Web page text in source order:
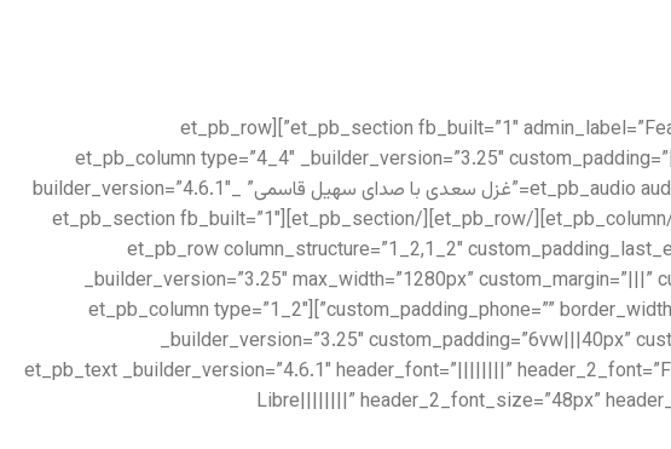
[/et_pb_text][/et_pb_column][/et_pb_row][/et_pb_section][et_pb_section fb_built=”1″ admin_label=”Features” _builder_version=”3.22″ locked=”off”][et_pb_row
_builder_version=”3.25″ max_width=”1280px” use_custom_width=”on” custom_width_px=”1280px”][et_pb_column type=”4_4″ _builder_version=”3.25″
custom_padding__hover=”|||”][et_pb_audio audio=”https://setiq.com/wp-content/uploads/2022/10/sadi-153.mp3″ title=”غزل سعدی با صدای سهیل قاسمی” _builder_version=”4.6.1″
_module_preset=”default” hover_enabled=”0″ title_text=”sadi-153″ sticky_enabled=”0″][/et_pb_audio][/et_pb_column][/et_pb_row][/et_pb_section][et_pb_section fb_built=”1″
admin_label=”About us” _builder_version=”3.22″][et_pb_row
_builder_version=”3.25″ max_width=”1280px”
custom_padding_phone=”” border_width_all=”8px” border_color_all=”rgba(115,39,39,0.06)” use_custom_width=”on” custom_width_px=”1280px”][et_pb_column type=”1_2″
_builder_version=”3.25″ custom_padding=”6vw|||40px”
padding_tablet=”|20px||20px” padding_last_edited=”on|tablet” custom_padding__hover=”|||”][et_pb_text _builder_version=”4.6.1″ header_font=”||||||||”
Libre||||||||” header_2_font_size=”48px”